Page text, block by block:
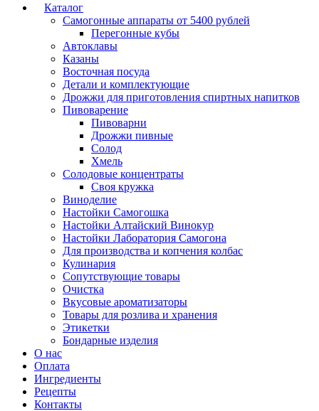
Каталог
Самогонные аппараты от 5400 рублей
Перегонные кубы
Автоклавы
Казаны
Восточная посуда
Детали и комплектующие
Дрожжи для приготовления спиртных напитков
Пивоварение
Пивоварни
Дрожжи пивные
Солод
Хмель
Солодовые концентраты
Своя кружка
Виноделие
Настойки Самогошка
Настойки Алтайский Винокур
Настойки Лаборатория Самогона
Для производства и копчения колбас
Кулинария
Сопутствующие товары
Очистка
Вкусовые ароматизаторы
Товары для розлива и хранения
Этикетки
Бондарные изделия
О нас
Оплата
Ингредиенты
Рецепты
Контакты